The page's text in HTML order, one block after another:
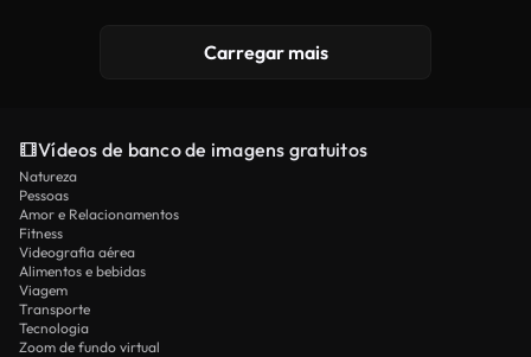
Carregar mais
Vídeos de banco de imagens gratuitos
Natureza
Pessoas
Amor e Relacionamentos
Fitness
Videografia aérea
Alimentos e bebidas
Viagem
Transporte
Tecnologia
Zoom de fundo virtual